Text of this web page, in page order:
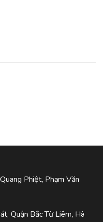
Phiệt, Phạm Văn
Quận Bắc Từ Liêm, Hà